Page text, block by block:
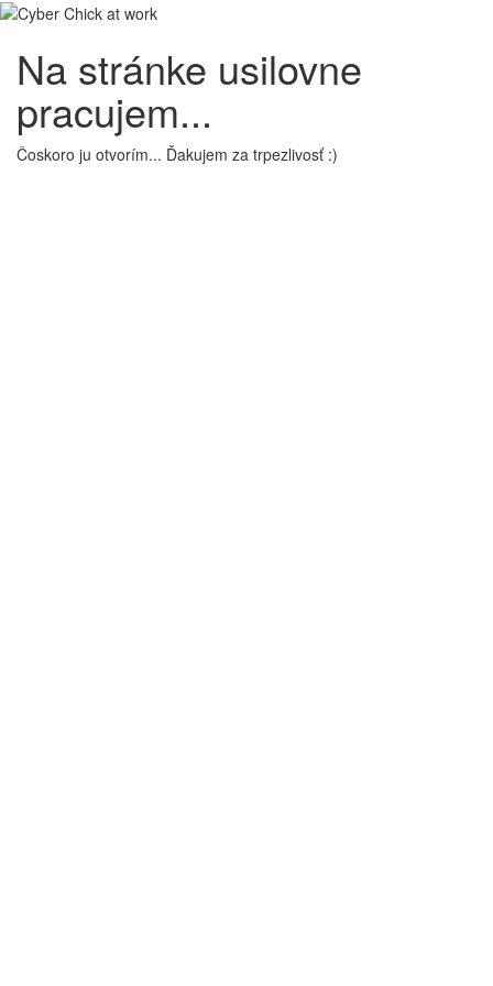
Na stránke usilovne
pracujem...
Čoskoro ju otvorím... Ďakujem za trpezlivosť :)